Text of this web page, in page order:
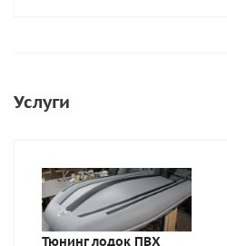
Услуги
Тюнинг лодок ПВХ